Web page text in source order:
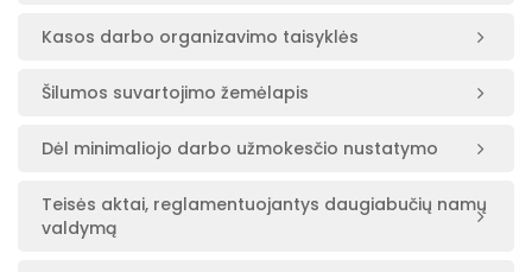
Kasos darbo organizavimo taisyklės
Šilumos suvartojimo žemėlapis
Dėl minimaliojo darbo užmokesčio nustatymo
Teisės aktai, reglamentuojantys daugiabučių namų
valdymą